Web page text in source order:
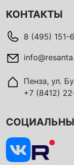
КОНТАКТЫ
8 (495)
Пенза, ул.
+7 (8412)